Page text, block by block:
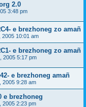
2.0
3:48 pm
e brezhoneg zo amañ
2005 10:01 am
e brezhoneg zo amañ
2005 5:17 pm
e brezhoneg amañ
2005 9:28 am
e brezhoneg
2005 2:23 pm